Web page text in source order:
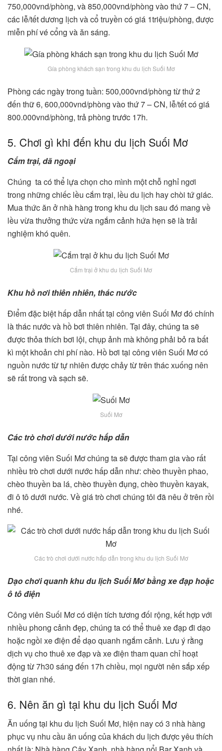
750,000vnd/phòng, và 850,000vnd/phòng vào thứ 7 – CN,
các lễ/tết dương lịch và cổ truyền có giá 1triệu/phòng, được
miễn phí vé cổng và ăn sáng.
Gía phòng khách sạn trong khu du lịch Suối Mơ
Phòng các ngày trong tuần: 500,000vnd/phòng từ thứ 2
đến thữ 6, 600,000vnd/phòng vào thứ 7 – CN, lễ/tết có giá
800.000vnd/phòng, trả phòng trước 17h.
5. Chơi gì khi đến khu du lịch Suối Mơ
Cắm trại, dã ngoại
Chúng ta có thể lựa chọn cho mình một chỗ nghỉ ngơi
trong những chiếc lều cắm trại, lều du lịch hay chòi tứ giác.
Mua thức ăn ở nhà hàng trong khu du lịch sau đó mang về
lều vừa thưởng thức vừa ngắm cảnh hứa hẹn sẽ là trải
nghiệm khó quên.
Cắm trại ở khu du lịch Suối Mơ
Khu hồ nơi thiên nhiên, thác nước
Điểm đặc biệt hấp dẫn nhất tại công viên Suối Mơ đó chính
là thác nước và hồ bơi thiên nhiên. Tại đây, chúng ta sẽ
được thỏa thích bơi lội, chụp ảnh mà không phải bỏ ra bất
kì một khoản chi phí nào. Hồ bơi tại công viên Suối Mơ có
nguồn nước từ tự nhiên được chảy từ trên thác xuống nên
sẽ rất trong và sạch sẽ.
Suối Mơ
Các trò chơi dưới nước hấp dẫn
Tại công viên Suối Mơ chúng ta sẽ được tham gia vào rất
nhiều trò chơi dưới nước hấp dẫn như: chèo thuyền phao,
chèo thuyền ba lá, chèo thuyền đụng, chèo thuyền kayak,
đi ô tô dưới nước. Về giá trò chơi chúng tôi đã nêu ở trên rồi
nhé.
Các trò chơi dưới nước hấp dẫn trong khu du lịch Suối Mơ
Dạo chơi quanh khu du lịch Suối Mơ bằng xe đạp hoặc
ô tô điện
Công viên Suối Mơ có diện tích tương đối rộng, kết hợp với
nhiều phong cảnh đẹp, chúng ta có thể thuê xe đạp đi dạo
hoặc ngồi xe điện để dạo quanh ngắm cảnh. Lưu ý rằng
dịch vụ cho thuê xe đạp và xe điện tham quan chỉ hoạt
động từ 7h30 sáng đến 17h chiều, mọi người nên sắp xếp
thời gian nhé.
6. Nên ăn gì tại khu du lịch Suối Mơ
Ăn uống tại khu du lịch Suối Mơ, hiện nay có 3 nhà hàng
phục vụ nhu cầu ăn uống của khách du lịch được yêu thích